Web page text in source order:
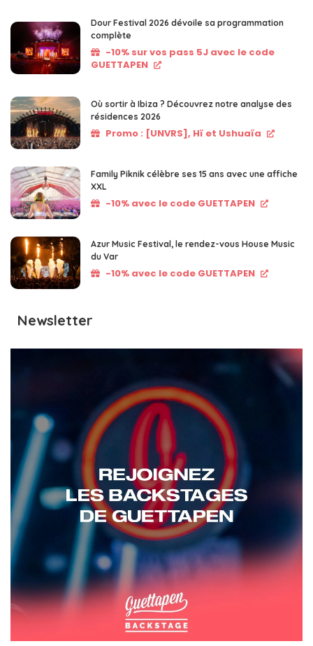
Dour Festival 2026 dévoile sa programmation
complète
-10% sur vos pass 5J avec le code
GUETTAPEN
Où sortir à Ibiza ? Découvrez notre analyse des
résidences 2026
Promo : [UNVRS], Hï et Ushuaïa
Family Piknik célèbre ses 15 ans avec une affiche
XXL
-10% avec le code GUETTAPEN
Azur Music Festival, le rendez-vous House Music
du Var
-10% avec le code GUETTAPEN
Newsletter